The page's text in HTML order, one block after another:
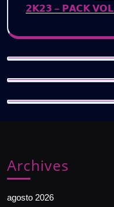
𝟮𝗞𝟮𝟯 – 𝗣𝗔𝗖𝗞
Archives
agosto 2026